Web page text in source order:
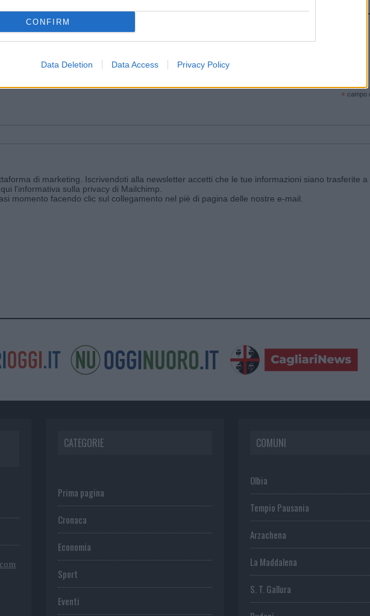
CONFIRM
Data Deletion Data Access Privacy Policy
e ricevi le nostre email periodiche contenenti le ultime notizie pubblicate sul sito web!
* campo
di marketing. Iscrivendoti alla newsletter accetti che le tue informazioni siano trasferite a
l'informativa sulla privacy di Mailchimp
momento facendo clic sul collegamento nel piè di pagina delle nostre e-mail.
CATEGORIE
Prima pagina
Cronaca
Economia
Sport
Eventi
COMUNI
Olbia
Tempio Pausania
Arzachena
La Maddalena
S. T. Gallura